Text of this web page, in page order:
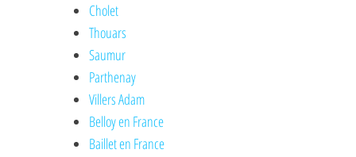
Cholet
Thouars
Saumur
Parthenay
Villers Adam
Belloy en France
Baillet en France